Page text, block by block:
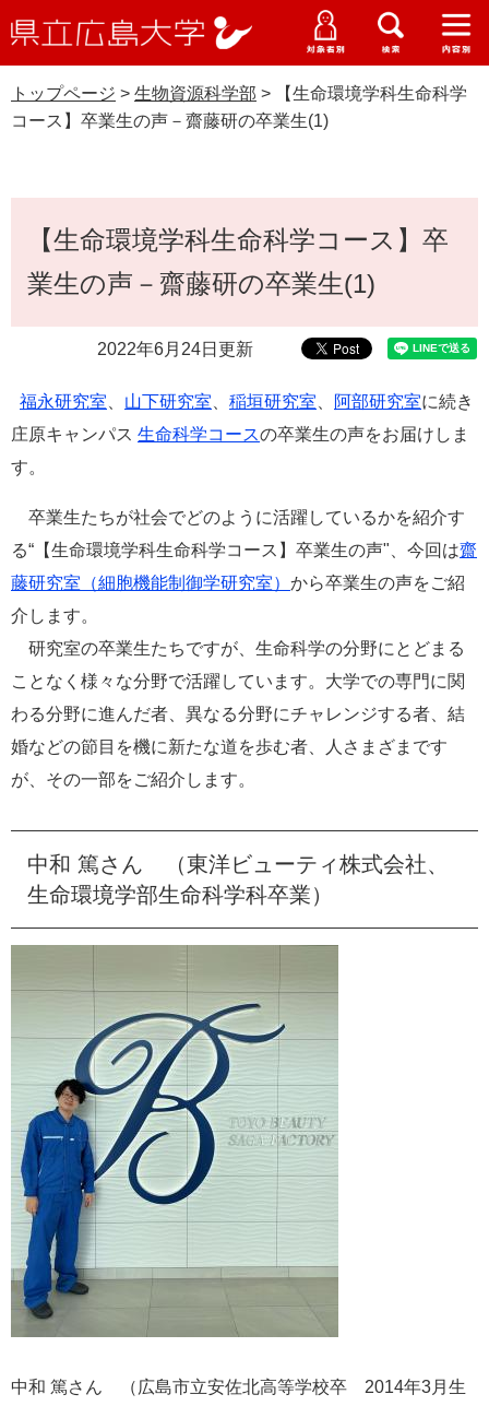
ー
ジ
先
ニ
ュ
を
ニ
ュ
ー
ニ
ュ
ー
ニ
ュ
ー
立
大
学
受験生の皆さま
地域・企業の皆さま
研究者の皆さま
教職員の皆さま
受験生特設サイト
WEB版大学案内
資料請求
한국어 日本語
G
o
o
g
ス
タ
検
大学概要
研究・地域連携・国際交流
トップページ > 生物資源科学部 >
【生命環境学科生命科学
コース】卒業生の声－齋藤研の卒業生(1)
【生命環境学科生命科学コース】卒
業生の声－齋藤研の卒業生(1)
2022年6月24日更新
福永研究室 山下研究室 稲垣研究室 阿部研究室に続き
庄原キャンパス 生命科学コースの卒業生の声をお届けしま
す。
卒業生たちが社会でどのように活躍しているかを紹介す
る“【生命環境学科生命科学コース】卒業生の声"、今回は齋
藤研究室（細胞機能制御学研究室） から卒業生の声をご紹
介します。
研究室の卒業生たちですが、生命科学の分野にとどまる
ことなく様々な分野で活躍しています。大学での専門に関
わる分野に進んだ者、異なる分野にチャレンジする者、結
婚などの節目を機に新たな道を歩む者、人さまざまです
が、その一部をご紹介します。
中和 篤さん （東洋ビューティ株式会社、
生命環境学部生命科学科卒業）
中和 篤さん （広島市立安佐北高等学校卒 2014年3月生